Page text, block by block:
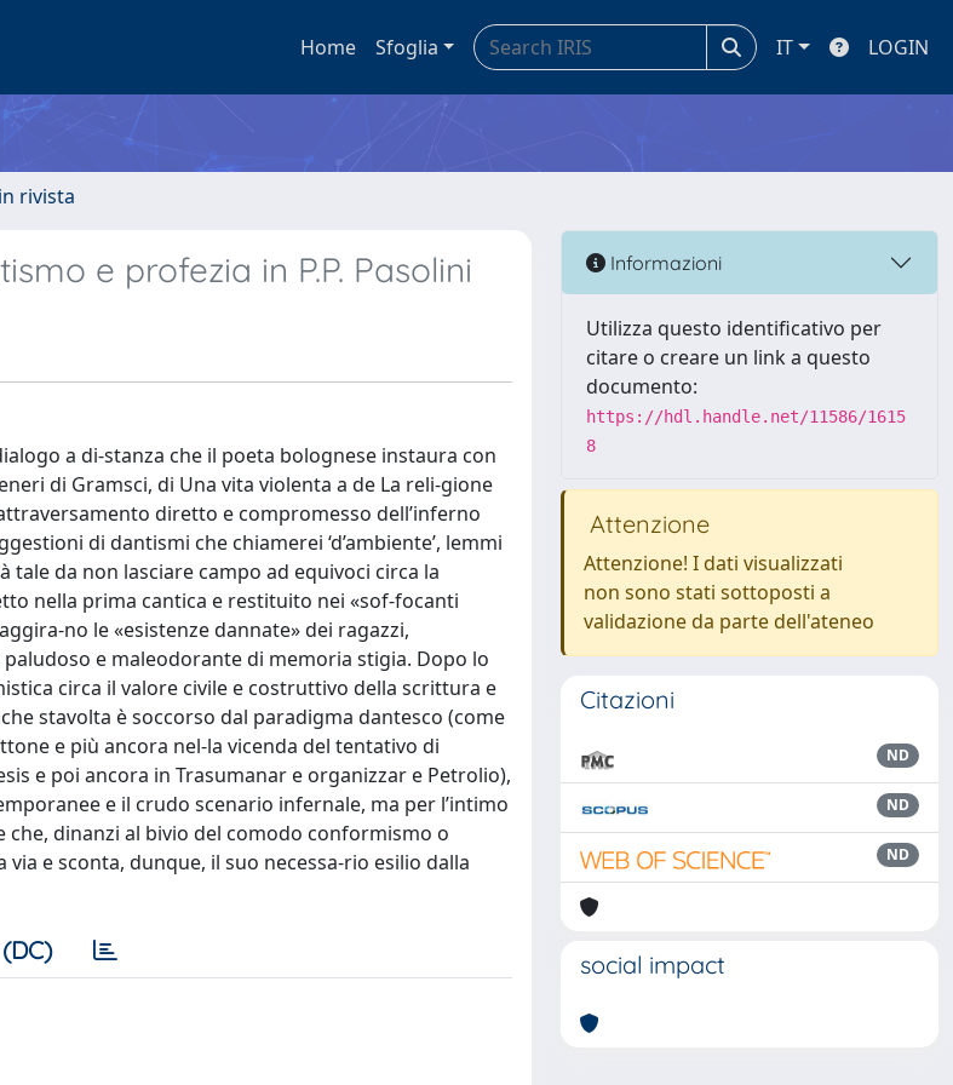
Home Sfoglia IT LOGIN
rivista
e profezia in P.P. Pasolini
a di-stanza che il poeta bolognese instaura con
di Gramsci, di Una vita violenta a de La reli-gione
diretto e compromesso dell’inferno
di dantismi che chiamerei ‘d’ambiente’, lemmi
da non lasciare campo ad equivoci circa la
nella prima cantica e restituito nei «sof-focanti
no le «esistenze dannate» dei ragazzi,
e maleodorante di memoria stigia. Dopo lo
circa il valore civile e costruttivo della scrittura e
stavolta è soccorso dal paradigma dantesco (come
e più ancora nel-la vicenda del tentativo di
e poi ancora in Trasumanar e organizzar e Petrolio),
e il crudo scenario infernale, ma per l’intimo
che, dinanzi al bivio del comodo conformismo o
e sconta, dunque, il suo necessa-rio esilio dalla
Informazioni
Utilizza questo identificativo per
citare o creare un link a questo
documento:
https://hdl.handle.net/11586/1615
8
Attenzione
Attenzione! I dati visualizzati
non sono stati sottoposti a
validazione da parte dell'ateneo
Citazioni
ND
ND
ND
social impact